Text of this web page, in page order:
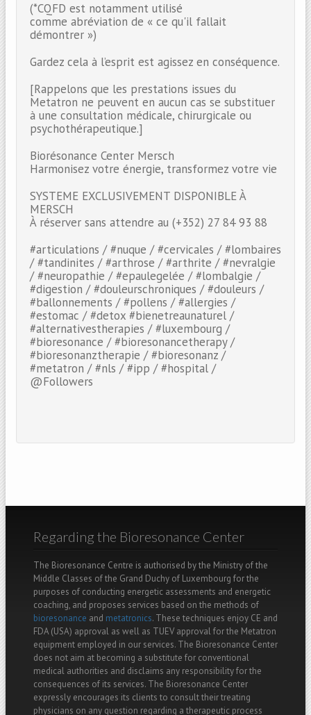
(*CQFD est notamment utilisé
comme abréviation de « ce qu'il fallait
démontrer »)
Gardez cela à l’esprit est agissez en conséquence.
[Rappelons que les prestations issues du
Metatron ne peuvent en aucun cas se substituer
à une consultation médicale, chirurgicale ou
psychothérapeutique.]
Biorésonance Center Mersch
Harmonisez votre énergie, transformez votre vie
SYSTEME EXCLUSIVEMENT DISPONIBLE À
MERSCH
À réserver sans attendre au (+352) 27 84 93 88
#articulations / #nuque / #cervicales / #lombaires
/ #tandinites / #arthrose / #arthrite / #nevralgie
/ #neuropathie / #epaulegelée / #lombalgie /
#digestion / #douleurschroniques / #douleurs /
#ballonnements / #pollens / #allergies /
#estomac / #detox #bienetreaunaturel /
#alternativestherapies / #luxembourg /
#bioresonance / #bioresonancetherapy /
#bioresonanztherapie / #bioresonanz /
#metatron / #nls / #ipp / #hospital /
@Followers
Regarding the Bioresonance Center
The Bioresonance Centre is authorised by the Ministry of the
Middle Classes of the Grand Duchy of Luxembourg for the
purposes of conducting energetic assessments and energetic
coaching, and proposes services based on the methods of
bioresonance and metatronics. These techniques enjoy CE and
FDA (USA) approval as well as TUEV approval for the Metatron
equipment employed in our services. The Bioresonance Center
does not aim at becoming a substitute for conventional
medical authorities and disclaims any responsibility for the
consequences of its services. The Bioresonance Center
expressly encourages its clients to consult their treating
physicians on any question regarding a therapeutic process